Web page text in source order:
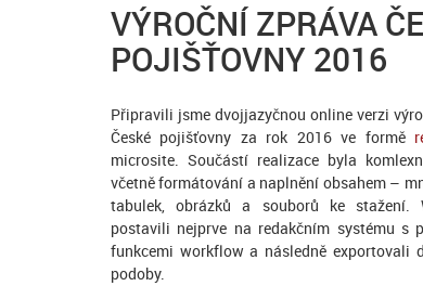
VÝROČNÍ ZPRÁVA
POJIŠŤOVNY 2016
Připravili jsme dvojjazyčnou online verzi
České pojišťovny za rok 2016 ve formě
microsite. Součástí realizace byla
včetně formátování a naplnění obsahem –
tabulek, obrázků a souborů ke stažení.
postavili nejprve na redakčním systému s
funkcemi workflow a následně exportovali
podoby.